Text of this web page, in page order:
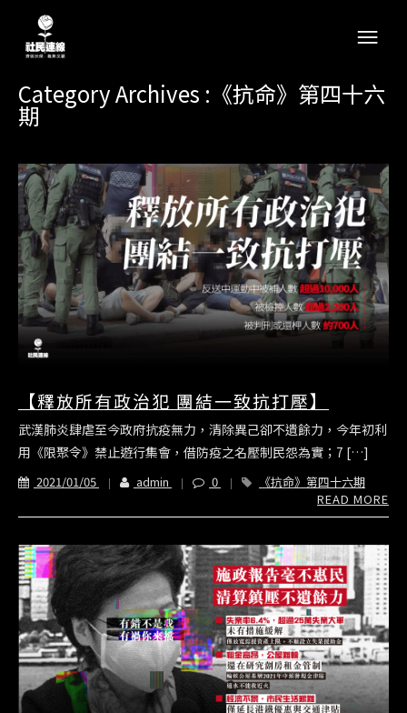
Category Archives :《抗命》第四十六
期
【釋放所有政治犯 團結一致抗打壓】
武漢肺炎肆虐至今政府抗疫無力，清除異己卻不遺餘力，今年初利
用《限聚令》禁止遊行集會，借防疫之名壓制民怨為實；7 […]
2021/01/05 admin 0
《抗命》第四十六期
READ MORE